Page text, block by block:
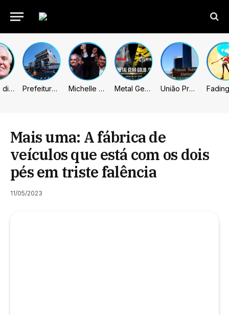
Caiado diz que “governa” com emendas e julga facções terroristas Prefeitura de Sumaré inaugura nova subsede da GCM na Área Cura Michelle celebra vice de Flávio: “Que chapa possa ser vitoriosa” Metal Gear Solid: Master Collection 2 terá legendas e menus em portugues União Progressista e PL terão mais tempo de propaganda eleitoral
Mais uma: A fábrica de
veículos que está com os dois
pés em triste falência
11/05/2023